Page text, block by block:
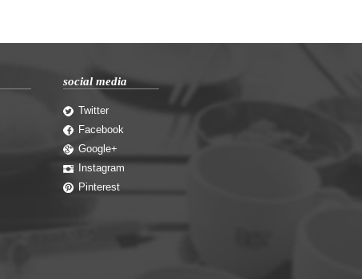
その他ユニーク物件
コミュニティのある暮らし
social media
Twitter
Facebook
Google+
Instagram
Pinterest